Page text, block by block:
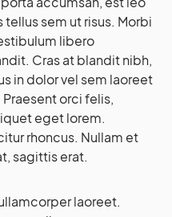
sem ut risus. Morbi
libero
Cras at blandit nibh,
in dolor vel sem laoreet
orci felis,
eget lorem.
rhoncus. Nullam et
sagittis erat.
laoreet.